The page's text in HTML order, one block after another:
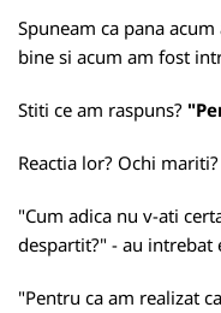
Spuneam ca pana
bine si acum am fost
Stiti ce am raspuns?
Reactia lor? Ochi
"Cum adica nu v-ati
despartit?" - au intrebat
"Pentru ca am realizat